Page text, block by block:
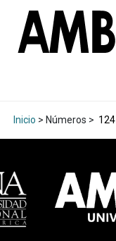
Inicio > Números > 124